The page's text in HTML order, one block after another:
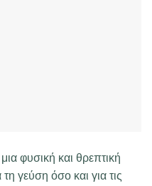
φυσική και θρεπτική
γεύση όσο και για τις